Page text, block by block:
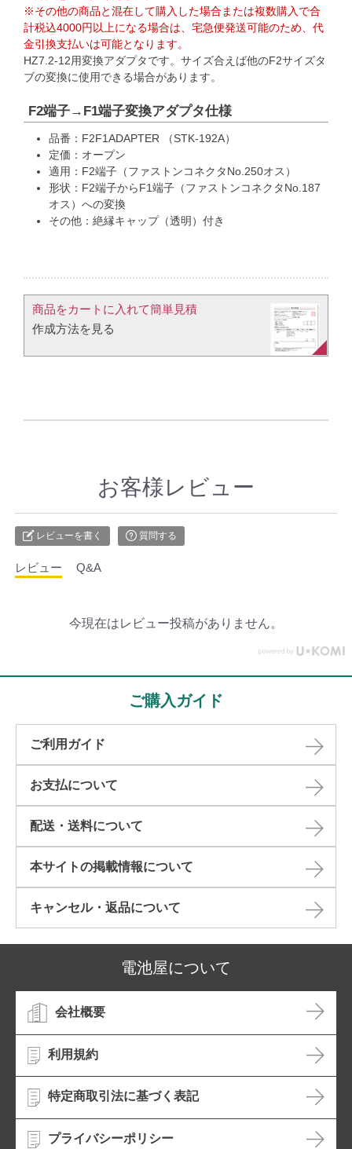
※その他の商品と混在して購入した場合または複数購入で合
計税込4000円以上になる場合は、宅急便発送可能のため、代
金引換支払いは可能となります。
HZ7.2-12用変換アダプタです。サイズ合えば他のF2サイズタ
ブの変換に使用できる場合があります。
F2端子→F1端子変換アダプタ仕様
品番：F2F1ADAPTER （STK-192A）
定価：オープン
適用：F2端子（ファストンコネクタNo.250オス）
形状：F2端子からF1端子（ファストンコネクタNo.187
オス）への変換
その他：絶縁キャップ（透明）付き
商品をカートに入れて簡単見積​
作成方法を見る​​
お客様レビュー
レビューを書く 質問する
レビュー Q&A
今現在はレビュー投稿がありません。
ご購入ガイド
ご利用ガイド
お支払について
配送・送料について
本サイトの掲載情報について​
キャンセル・返品について​
電池屋について
会社概要
利用規約
特定商取引法に基づく表記
プライバシーポリシー